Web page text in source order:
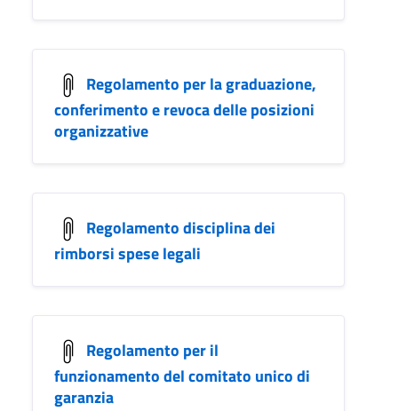
Regolamento per la graduazione,
conferimento e revoca delle posizioni
organizzative
Regolamento disciplina dei
rimborsi spese legali
Regolamento per il
funzionamento del comitato unico di
garanzia